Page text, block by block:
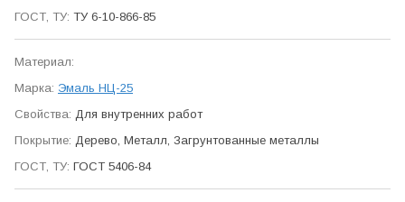
ТУ 6-10-866-85
Эмаль НЦ-25
Для внутренних работ
Дерево, Металл, Загрунтованные металлы
ГОСТ 5406-84